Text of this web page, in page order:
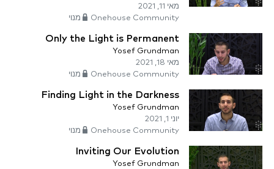
מאי 11, 2021
Onehouse Community מנוי
Only the Light is Permanent
Yosef Grundman
מאי 18, 2021
Onehouse Community מנוי
Finding Light in the Darkness
Yosef Grundman
יוני 1, 2021
Onehouse Community מנוי
Inviting Our Evolution
Yosef Grundman